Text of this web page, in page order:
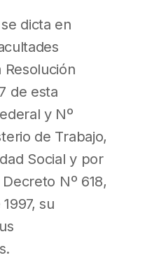
dicta en
de esta
y Nº
de Trabajo,
Social y por
Nº 618,
su